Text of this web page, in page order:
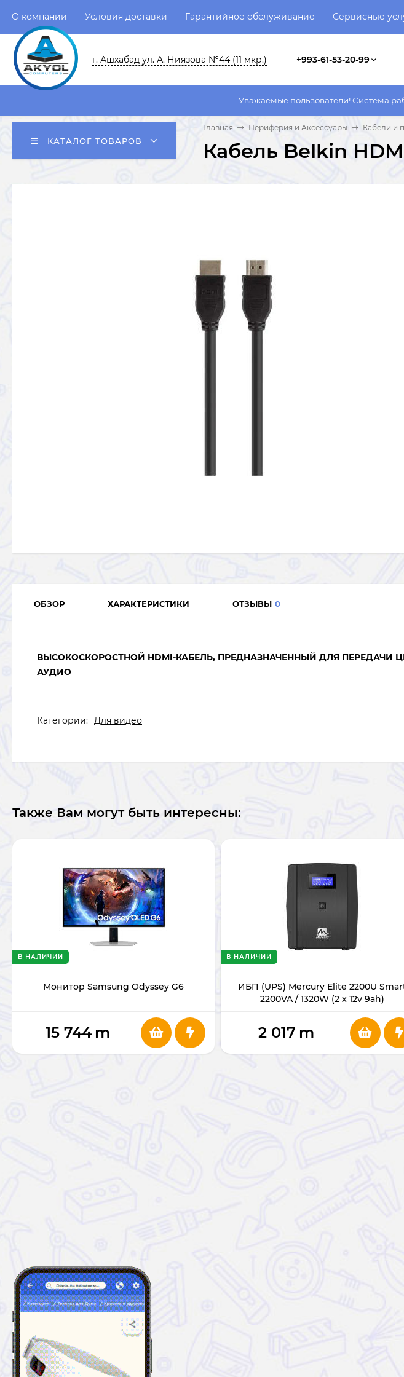
О компании Условия доставки Гарантийное обслуживание Сервисные
г. Ашхабад ул. А. Ниязова №44 (11 мкр.) +993-61-53-20-99
Уважаемые пользователи! Система работы
КАТАЛОГ ТОВАРОВ
Главная Периферия и Аксессуары Кабели и
Кабель Belkin
ОБЗОР ХАРАКТЕРИСТИКИ ОТЗЫВЫ 0
ВЫСОКОСКОРОСТНОЙ HDMI-КАБЕЛЬ, ПРЕДНАЗНАЧЕННЫЙ ДЛЯ ПЕРЕДАЧИ
АУДИО
Категории: Для видео
Также Вам могут быть интересны:
Монитор Samsung Odyssey G6
В НАЛИЧИИ
15 744 m
ИБП (UPS) Mercury Elite 2200U
2200VA / 1320W (2 x 12v 9ah)
В НАЛИЧИИ
2 017 m